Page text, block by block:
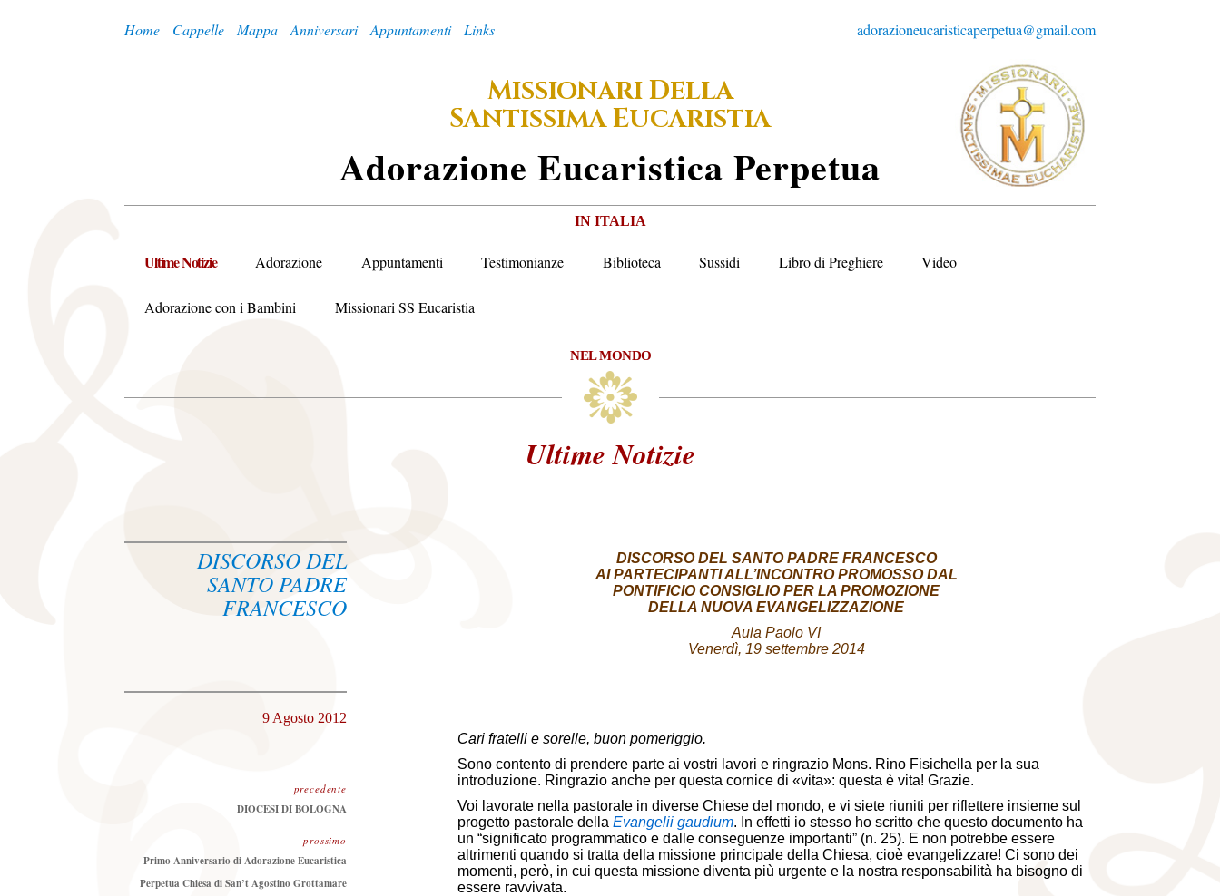
adorazioneucaristicaperpetua@gmail.com
Home Cappelle Mappa Anniversari Appuntamenti Links
MISSIONARIDELLA
SANTISSIMAEUCARISTIA
ADorazione EUcaristica PErpetua
IN ITALIA
Ultime Notizie Adorazione Appuntamenti Testimonianze Biblioteca Sussidi Libro di Preghiere Video
Adorazione con i Bambini Missionari SS Eucaristia
NEL MONDO
Ultime Notizie
DISCORSO DEL
SANTO PADRE
FRANCESCO
9 Agosto 2012
precedente
DIOCESI DI BOLOGNA
prossimo
Prossimo
Primo Anniversario di Adorazione Eucaristica
Perpetua Chiesa di San’t Agostino Grottamare
DISCORSO DEL SANTO PADRE FRANCESCO
AI PARTECIPANTI ALL’INCONTRO PROMOSSO DAL
PONTIFICIO CONSIGLIO PER LA PROMOZIONE
DELLA NUOVA EVANGELIZZAZIONE
Aula Paolo VI
Venerdì, 19 settembre 2014
Cari fratelli e sorelle, buon pomeriggio.
Sono contento di prendere parte ai vostri lavori e ringrazio Mons. Rino Fisichella per la sua
introduzione. Ringrazio anche per questa cornice di «vita»: questa è vita! Grazie.
Voi lavorate nella pastorale in diverse Chiese del mondo, e vi siete riuniti per riflettere insieme sul
progetto pastorale della Evangelii gaudium. In effetti io stesso ho scritto che questo documento ha
un “significato programmatico e dalle conseguenze importanti” (n. 25). E non potrebbe essere
altrimenti quando si tratta della missione principale della Chiesa, cioè evangelizzare! Ci sono dei
momenti, però, in cui questa missione diventa più urgente e la nostra responsabilità ha bisogno di
essere ravvivata.